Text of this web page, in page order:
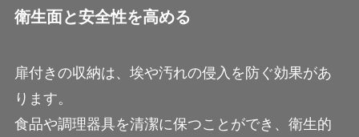
衛生面と安全性を高める
扉付きの収納は、埃や汚れの侵入を防ぐ効果があ
ります。
食品や調理器具を清潔に保つことができ、衛生的